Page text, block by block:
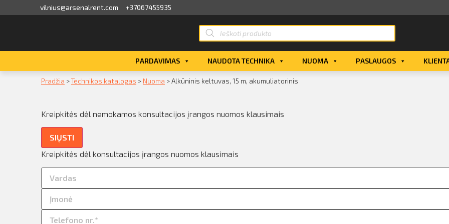
vilnius@arsenalrent.com +37067455935
faktūros, važtaraščiai
sąrašas
PARDAVIMAS NAUDOTA TECHNIKA NUOMA PASLAUGOS
Pradžia >Technikos katalogas > Nuoma >Alkūninis keltuvas, 15 m, akumuliatorinis
Kreipkitės dėl nemokamos konsultacijos įrangos nuomos klausimais
SIŲSTI
Kreipkitės dėl konsultacijos įrangos nuomos klausimais